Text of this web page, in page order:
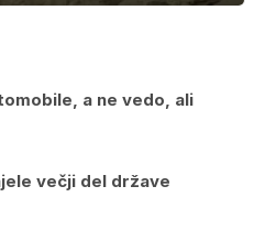
a ne vedo, ali
večji del države